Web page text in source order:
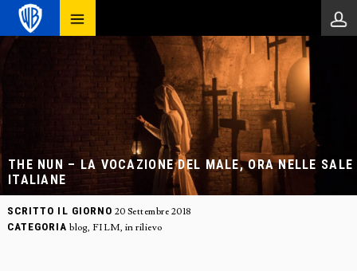
THE NUN – LA VOCAZIONE DEL MALE, ORA NELLE SALE
ITALIANE
SCRITTO IL GIORNO 20 Settembre 2018
CATEGORIA blog, FILM, in rilievo